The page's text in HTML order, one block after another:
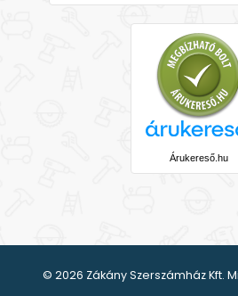
Árukereső.hu
© 2026 Zákány Szerszámház Kft.